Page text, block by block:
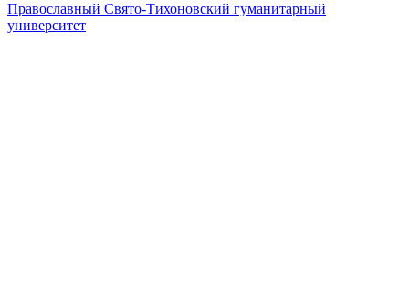
Православный Свято-Тихоновский гуманитарный
университет